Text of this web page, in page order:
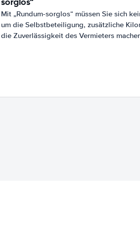
Mit „Rundum-sorglos“ müssen Sie sich
um die Selbstbeteiligung, zusätzliche
die Zuverlässigkeit des Vermieters